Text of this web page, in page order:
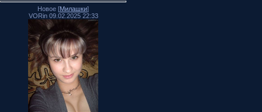
Новое [Милашки]
VORin 09.02.2025 22:33